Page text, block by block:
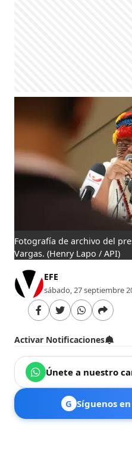
Fotografía de archivo del
Vargas. (Henry Lapo / API)
EFE
sábado, 27 septiembre
Activar Notificaciones
Únete a nuestro
G Síguenos